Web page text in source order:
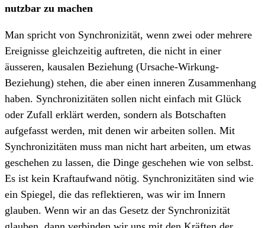
nutzbar zu machen
Man spricht von Synchronizität, wenn zwei oder mehrere
Ereignisse gleichzeitig auftreten, die nicht in einer
äusseren, kausalen Beziehung (Ursache-Wirkung-
Beziehung) stehen, die aber einen inneren Zusammenhang
haben. Synchronizitäten sollen nicht einfach mit Glück
oder Zufall erklärt werden, sondern als Botschaften
aufgefasst werden, mit denen wir arbeiten sollen. Mit
Synchronizitäten muss man nicht hart arbeiten, um etwas
geschehen zu lassen, die Dinge geschehen wie von selbst.
Es ist kein Kraftaufwand nötig. Synchronizitäten sind wie
ein Spiegel, die das reflektieren, was wir im Innern
glauben. Wenn wir an das Gesetz der Synchronizität